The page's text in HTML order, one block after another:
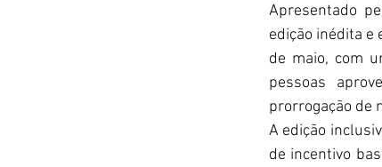
Apresentado
edição inédita e
de maio, com
pessoas
prorrogação de
A edição
de incentivo